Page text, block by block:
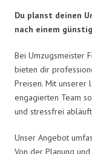
Du planst deinen
nach einem
Bei Umzugsmeister
bieten dir
Preisen. Mit unserer
engagierten Team
und stressfrei
Unser Angebot
Von der Planung